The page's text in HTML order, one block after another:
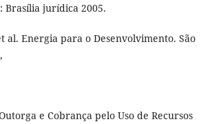
Brasília jurídica 2005.
al. Energia para o Desenvolvimento. São
e Cobrança pelo Uso de Recursos